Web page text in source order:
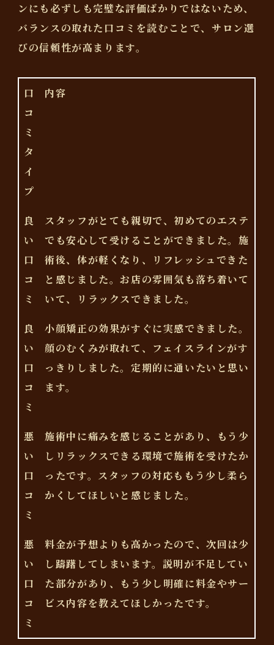
ンにも必ずしも完璧な評価ばかりではないため、
バランスの取れた口コミを読むことで、サロン選
びの信頼性が高まります。
口
コ
ミ
タ
イ
プ
内容
良
い
口
コ
ミ
スタッフがとても親切で、初めてのエステ
でも安心して受けることができました。施
術後、体が軽くなり、リフレッシュできた
と感じました。お店の雰囲気も落ち着いて
いて、リラックスできました。
良
い
口
コ
ミ
小顔矯正の効果がすぐに実感できました。
顔のむくみが取れて、フェイスラインがす
っきりしました。定期的に通いたいと思い
ます。
悪
い
口
コ
ミ
施術中に痛みを感じることがあり、もう少
しリラックスできる環境で施術を受けたか
ったです。スタッフの対応ももう少し柔ら
かくしてほしいと感じました。
悪
い
口
コ
ミ
料金が予想よりも高かったので、次回は少
し躊躇してしまいます。説明が不足してい
た部分があり、もう少し明確に料金やサー
ビス内容を教えてほしかったです。